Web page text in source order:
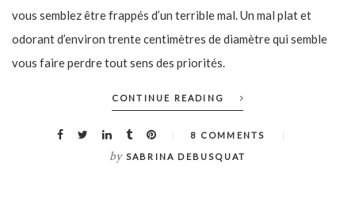
vous semblez être frappés d’un terrible mal. Un mal plat et
odorant d’environ trente centimètres de diamètre qui semble
vous faire perdre tout sens des priorités.
CONTINUE READING
8 COMMENTS
by SABRINA DEBUSQUAT